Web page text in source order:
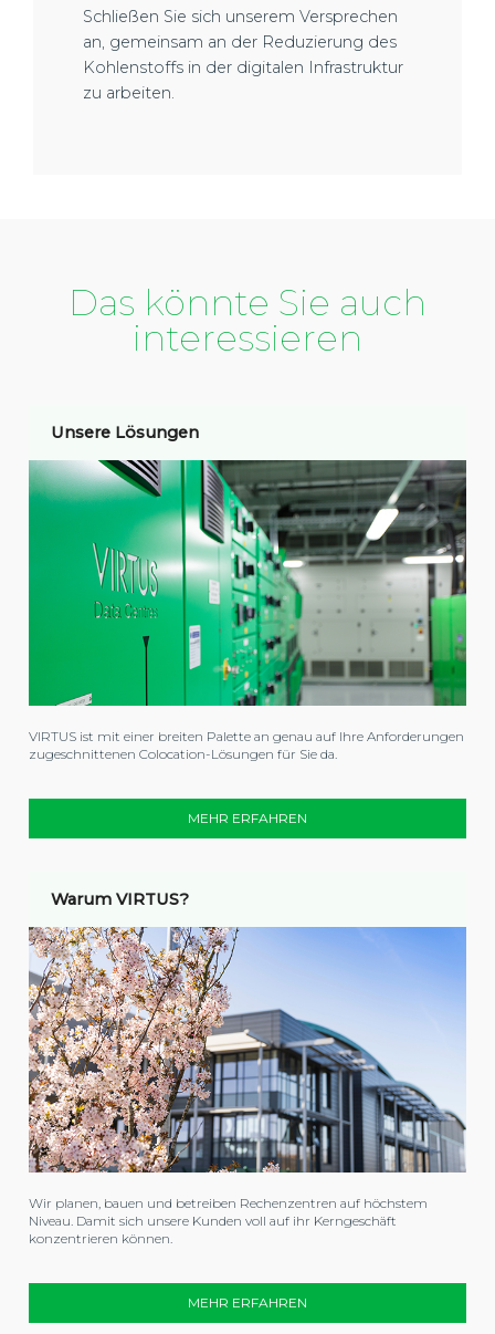
Schließen Sie sich unserem Versprechen
an, gemeinsam an der Reduzierung des
Kohlenstoffs in der digitalen Infrastruktur
zu arbeiten.
Das könnte Sie auch
interessieren
Unsere Lösungen
VIRTUS ist mit einer breiten Palette an genau auf Ihre Anforderungen
zugeschnittenen Colocation-Lösungen für Sie da.
MEHR ERFAHREN
Warum VIRTUS?
Wir planen, bauen und betreiben Rechenzentren auf höchstem
Niveau. Damit sich unsere Kunden voll auf ihr Kerngeschäft
konzentrieren können.
MEHR ERFAHREN